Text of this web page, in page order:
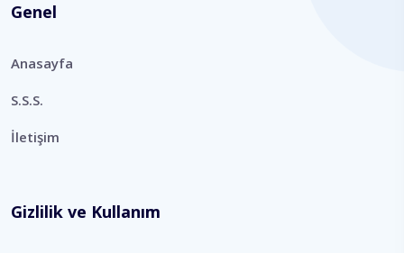
Genel
Anasayfa
S.S.S.
İletişim
Gizlilik ve Kullanım